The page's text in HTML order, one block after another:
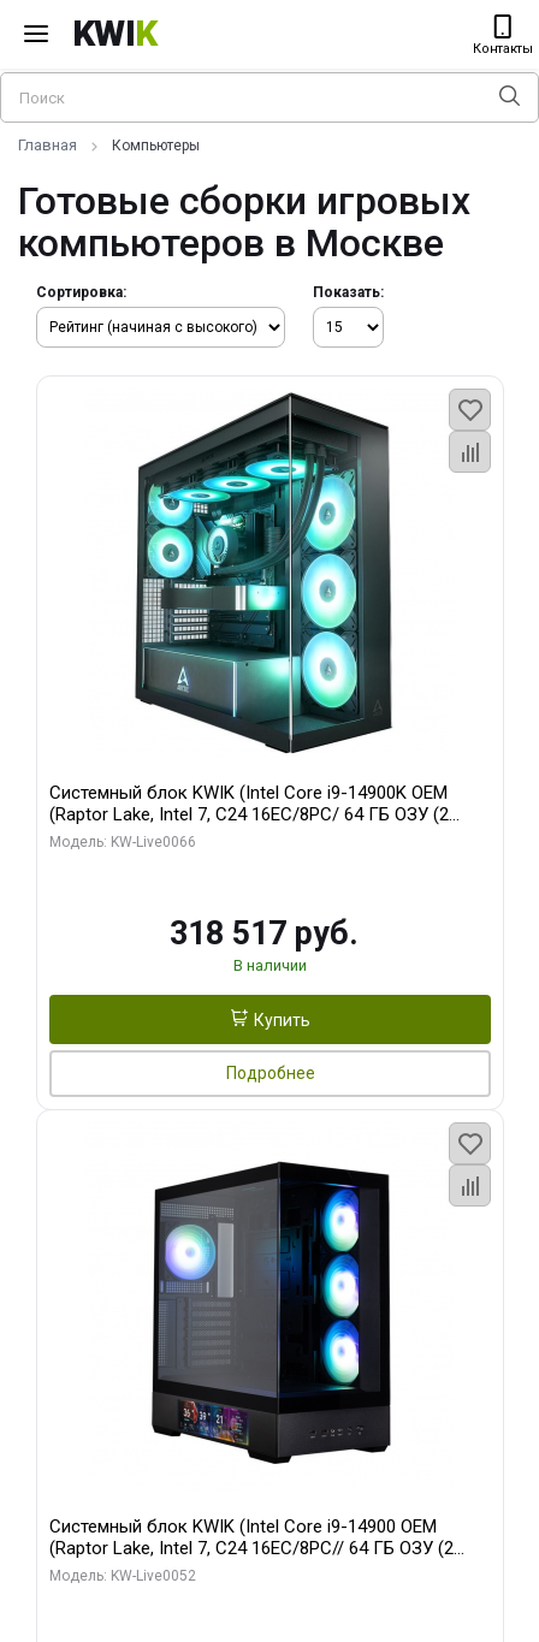
KWIK Контакты
Главная Компьютеры
Готовые сборки игровых
компьютеров в Москве
Сортировка: Показать:
Системный блок KWIK (Intel Core i9-14900K OEM
(Raptor Lake, Intel 7, C24 16EC/8PC/ 64 ГБ ОЗУ (2
модуля)/ Gigabyte RTX5080 XTREME WATERFORCE
Модель: KW-Live0066
318 517 руб.
В наличии
Купить
Подробнее
Системный блок KWIK (Intel Core i9-14900 OEM
(Raptor Lake, Intel 7, C24 16EC/8PC// 64 ГБ ОЗУ (2
модуля)/ Palit RTX5080 GAMINGPRO OC 16GB GDDR7
Модель: KW-Live0052